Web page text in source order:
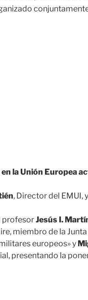
la Unión Europea
, Director del EMUI,
profesorJesús I.
miembro de la
europeos» y
presentando la